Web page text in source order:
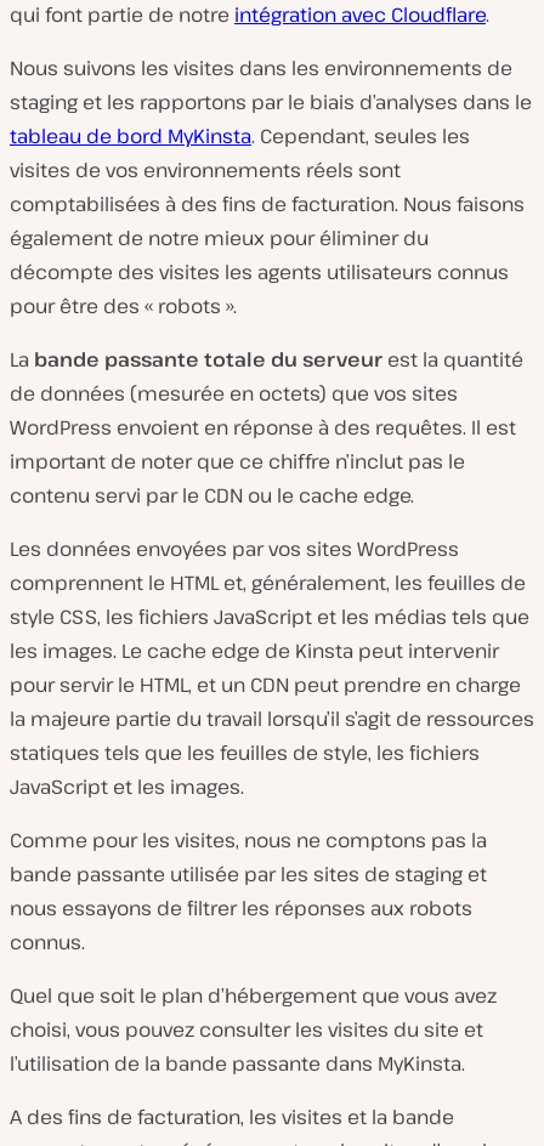
qui font partie de notre intégration avec Cloudflare.
Nous suivons les visites dans les environnements de
staging et les rapportons par le biais d’analyses dans le
tableau de bord MyKinsta. Cependant, seules les
visites de vos environnements réels sont
comptabilisées à des fins de facturation. Nous faisons
également de notre mieux pour éliminer du
décompte des visites les agents utilisateurs connus
pour être des « robots ».
La bande passante totale du serveur est la quantité
de données (mesurée en octets) que vos sites
WordPress envoient en réponse à des requêtes. Il est
important de noter que ce chiffre n’inclut pas le
contenu servi par le CDN ou le cache edge.
Les données envoyées par vos sites WordPress
comprennent le HTML et, généralement, les feuilles de
style CSS, les fichiers JavaScript et les médias tels que
les images. Le cache edge de Kinsta peut intervenir
pour servir le HTML, et un CDN peut prendre en charge
la majeure partie du travail lorsqu’il s’agit de ressources
statiques tels que les feuilles de style, les fichiers
JavaScript et les images.
Comme pour les visites, nous ne comptons pas la
bande passante utilisée par les sites de staging et
nous essayons de filtrer les réponses aux robots
connus.
Quel que soit le plan d’hébergement que vous avez
choisi, vous pouvez consulter les visites du site et
l’utilisation de la bande passante dans MyKinsta.
A des fins de facturation, les visites et la bande